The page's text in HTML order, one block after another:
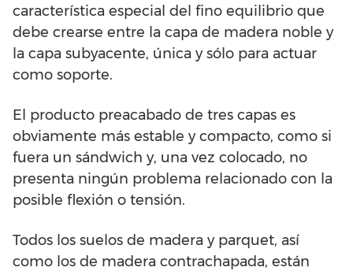
característica especial del fino equilibrio que
debe crearse entre la capa de madera noble y
la capa subyacente, única y sólo para actuar
como soporte.
El producto preacabado de tres capas es
obviamente más estable y compacto, como si
fuera un sándwich y, una vez colocado, no
presenta ningún problema relacionado con la
posible flexión o tensión.
Todos los suelos de madera y parquet, así
como los de madera contrachapada, están